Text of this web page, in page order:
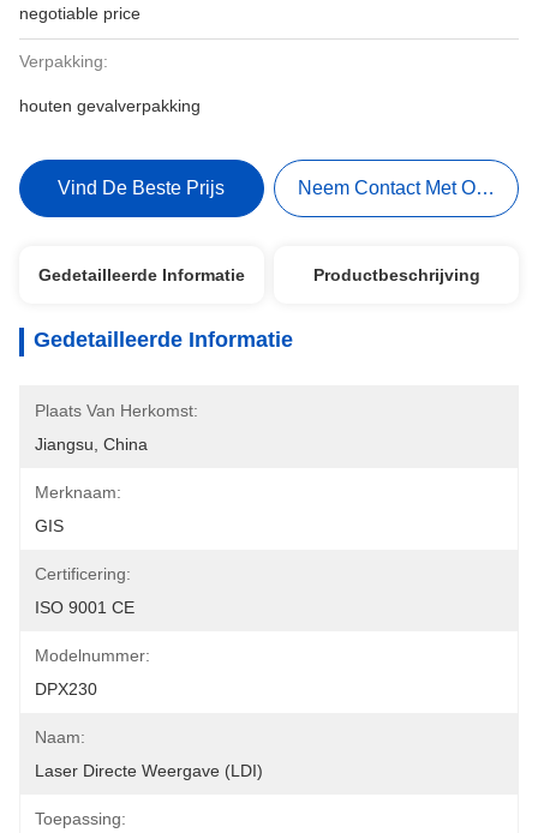
negotiable price
Verpakking:
houten gevalverpakking
Vind De Beste Prijs Neem Contact Met Ons Op
Gedetailleerde Informatie Productbeschrijving
Gedetailleerde Informatie
Plaats Van Herkomst:
Jiangsu, China
Merknaam:
GIS
Certificering:
ISO 9001 CE
Modelnummer:
DPX230
Naam:
Laser Directe Weergave (LDI)
Toepassing: